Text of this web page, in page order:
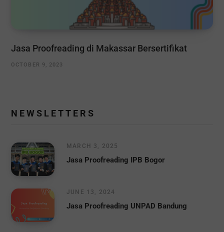
Jasa Proofreading di Makassar Bersertifikat
OCTOBER 9, 2023
N E W S L E T T E R S
MARCH 3, 2025
Jasa Proofreading IPB Bogor
JUNE 13, 2024
Jasa Proofreading UNPAD Bandung